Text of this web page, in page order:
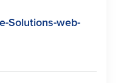
Solutions-web-